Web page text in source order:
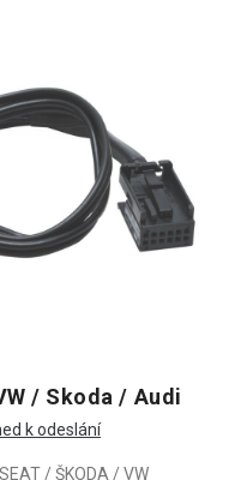
/ Skoda / Audi
k odeslání
/ ŠKODA / VW